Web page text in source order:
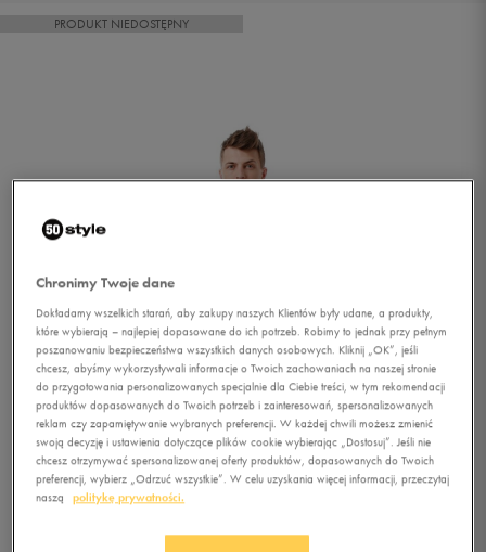
PRODUKT NIEDOSTĘPNY
1/4
Chronimy Twoje dane
Dokładamy wszelkich starań, aby zakupy naszych Klientów były udane, a produkty,
które wybierają – najlepiej dopasowane do ich potrzeb. Robimy to jednak przy pełnym
poszanowaniu bezpieczeństwa wszystkich danych osobowych. Kliknij „OK”, jeśli
chcesz, abyśmy wykorzystywali informacje o Twoich zachowaniach na naszej stronie
do przygotowania personalizowanych specjalnie dla Ciebie treści, w tym rekomendacji
produktów dopasowanych do Twoich potrzeb i zainteresowań, spersonalizowanych
reklam czy zapamiętywanie wybranych preferencji. W każdej chwili możesz zmienić
swoją decyzję i ustawienia dotyczące plików cookie wybierając „Dostosuj”. Jeśli nie
chcesz otrzymywać spersonalizowanej oferty produktów, dopasowanych do Twoich
preferencji, wybierz „Odrzuć wszystkie”. W celu uzyskania więcej informacji, przeczytaj
naszą
politykę prywatności.